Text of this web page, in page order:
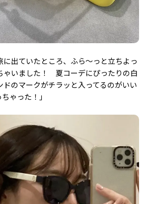
に出ていたところ、ふら〜っと立ちよっ
ゃいました！ 夏コーデにぴったりの白
ドのマークがチラッと入ってるのがいい
ゃった！」